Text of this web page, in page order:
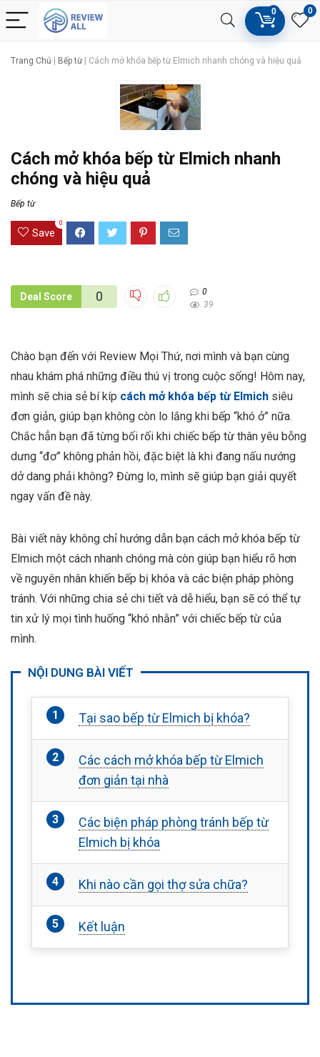
0 0
Trang Chủ Bếp từ| Cách mở khóa bếp từ Elmich nhanh chóng và hiệu quả
Cách mở khóa bếp từ Elmich nhanh
chóng và hiệu quả
Bếp từ
Save
0
Deal Score 0
0
39
Chào bạn đến với Review Mọi Thứ, nơi mình và bạn cùng
nhau khám phá những điều thú vị trong cuộc sống! Hôm nay,
mình sẽ chia sẻ bí kíp cách mở khóa bếp từ Elmich siêu
đơn giản, giúp bạn không còn lo lắng khi bếp “khó ở” nữa.
Chắc hẳn bạn đã từng bối rối khi chiếc bếp từ thân yêu bỗng
dưng “đơ” không phản hồi, đặc biệt là khi đang nấu nướng
dở dang phải không? Đừng lo, mình sẽ giúp bạn giải quyết
ngay vấn đề này.
Bài viết này không chỉ hướng dẫn bạn cách mở khóa bếp từ
Elmich một cách nhanh chóng mà còn giúp bạn hiểu rõ hơn
về nguyên nhân khiến bếp bị khóa và các biện pháp phòng
tránh. Với những chia sẻ chi tiết và dễ hiểu, bạn sẽ có thể tự
tin xử lý mọi tình huống “khó nhằn” với chiếc bếp từ của
mình.
NỘI DUNG BÀI VIẾT
Tại sao bếp từ Elmich bị khóa?
Các cách mở khóa bếp từ Elmich
đơn giản tại nhà
Các biện pháp phòng tránh bếp từ
Elmich bị khóa
Khi nào cần gọi thợ sửa chữa?
Kết luận